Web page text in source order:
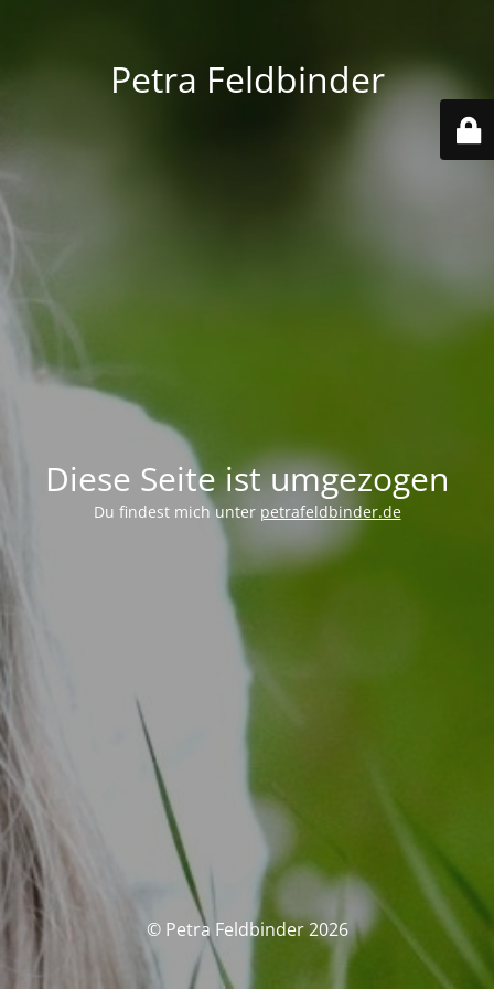
Petra Feldbinder
Diese Seite ist umgezogen
Du findest mich unter petrafeldbinder.de
© Petra Feldbinder 2026